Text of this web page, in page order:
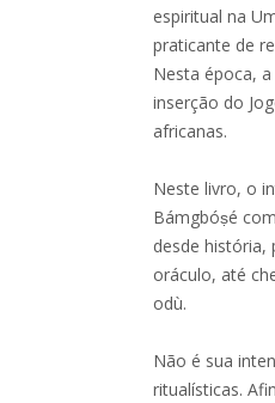
espiritual na
praticante de
Nesta época,
inserção do
africanas.
Neste livro, o
Bámgbóṣé
desde história,
oráculo, até
odù.
Não é sua
ritualísticas.